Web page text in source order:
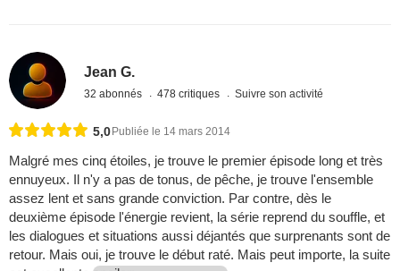
Jean G.
32 abonnés 478 critiques Suivre son activité
5,0 Publiée le 14 mars 2014
Malgré mes cinq étoiles, je trouve le premier épisode long et très
ennuyeux. Il n'y a pas de tonus, de pêche, je trouve l'ensemble
assez lent et sans grande conviction. Par contre, dès le
deuxième épisode l'énergie revient, la série reprend du souffle, et
les dialogues et situations aussi déjantés que surprenants sont de
retour. Mais oui, je trouve le début raté. Mais peut importe, la suite